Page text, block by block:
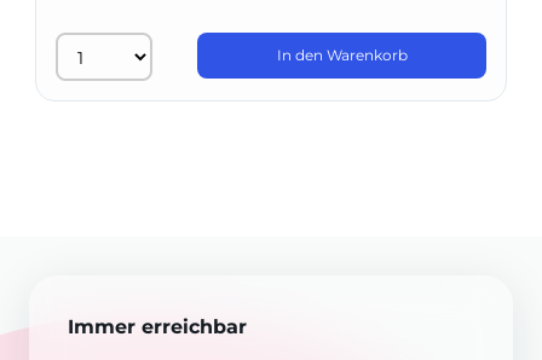
In den Warenkorb
Immer erreichbar